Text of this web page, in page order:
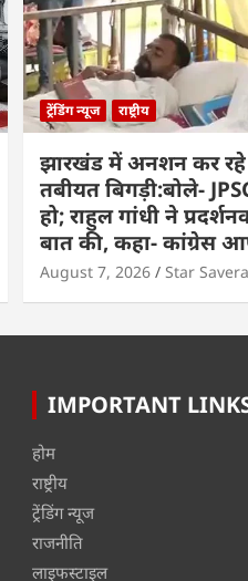
ट्रेंडिंग न्यूज राष्ट्रीय
झारखंड में अनशन कर रहे
तबीयत बिगड़ी:बोले- JPSC
हो; राहुल गांधी ने
बात की, कहा- कांग्रेस
August 7, 2026 Star Savera
IMPORTANT
होम
राष्ट्रीय
ट्रेंडिंग न्यूज
राजनीति
लाइफस्टाइल